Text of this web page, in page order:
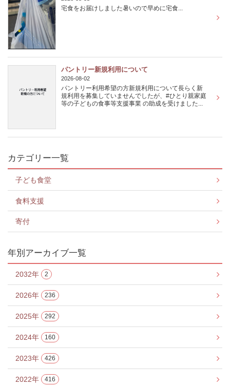
宅食をお届けしました暑いので早めに宅食...
パントリー新規利用について
2026-08-02
パントリー利用希望の方新規利用について長らく新
規利用を募集していませんでしたが、#ひとり親家庭
等の子どもの食事等支援事業 の助成を受けました...
カテゴリー一覧
子ども食堂
食料支援
寄付
年別アーカイブ一覧
2032年 2
2026年 236
2025年 292
2024年 160
2023年 426
2022年 416